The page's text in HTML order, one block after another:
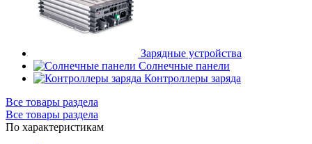
Зарядные устройства
Солнечные панели
Контроллеры заряда
Все товары раздела
Все товары раздела
По характеристикам